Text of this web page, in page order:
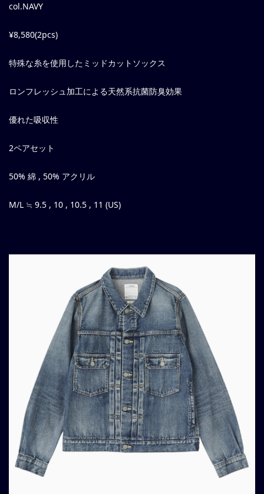
col.NAVY
¥8,580(2pcs)
特殊な糸を使用したミッドカットソックス
ロンフレッシュ加工による天然系抗菌防臭効果
優れた吸収性
2ペアセット
50% 綿 , 50% アクリル
M/L ≒ 9.5 , 10 , 10.5 , 11 (US)